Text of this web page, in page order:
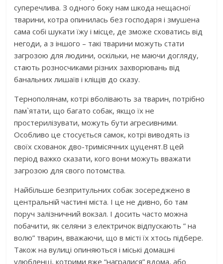
суперечлива. З одного боку нам шкода нещасної
тварини, котра опинилась без господаря і змушена
сама собі шукати їжу і місце, де зможе сховатись від
негоди, а з іншого – такі тварини можуть стати
загрозою для людини, оскільки, не маючи догляду,
стають розносчиками різних захворювань від
банальних лишаїв і кліщів до сказу.
Тернополянам, котрі вболівають за тварин, потрібно
пам`ятати, що багато собак, якщо їх не
простерилізувати, можуть бути агресивними.
Особливо це стосується самок, котрі виводять із
своїх схованок дво-тримісячних цуценят.В цей
період важко сказати, кого вони можуть вважати
загрозою для свого потомства.
Найбільше безпритульних собак зосереджено в
центральній частині міста. І це не дивно, бо там
поруч залізничний вокзал. І досить часто можна
побачити, як селяни з електричок відпускають ” на
волю” тварин, вважаючи, що в місті їх хтось підбере.
Також на вулиці опиняються і міські домашні
улюбленці, котрими вже “награлися” вдома, або